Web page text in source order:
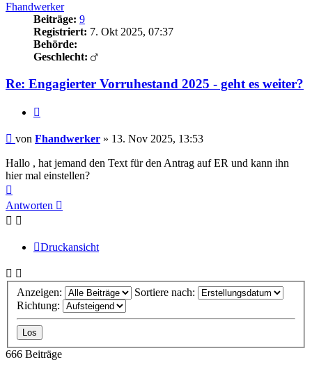
Fhandwerker
Beiträge: 9
Registriert: 7. Okt 2025, 07:37
Behörde:
Geschlecht:
Re: Engagierter Vorruhestand 2025 - geht es weiter?
Beitrag
von Fhandwerker » 13. Nov 2025, 13:53
Hallo , hat jemand den Text für den Antrag auf ER und kann ihn
hier mal einstellen?
oben
Antworten
Druckansicht
Anzeigen:
Sortiere nach:
Richtung:
666 Beiträge